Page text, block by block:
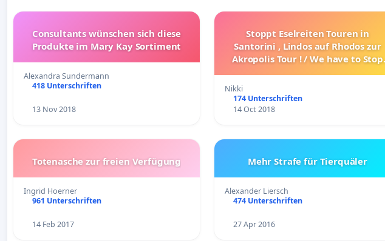
Consultants wünschen sich diese
Produkte im Mary Kay Sortiment
Alexandra Sundermann
418 Unterschriften
13 Nov 2018
Stoppt Eselreiten Touren in
Santorini , Lindos auf Rhodos zur
Akropolis Tour ! / We have to Stop
Nikki
174 Unterschriften
14 Oct 2018
Totenasche zur freien Verfügung
Ingrid Hoerner
961 Unterschriften
14 Feb 2017
Mehr Strafe für Tierquäler
Alexander Liersch
474 Unterschriften
27 Apr 2016